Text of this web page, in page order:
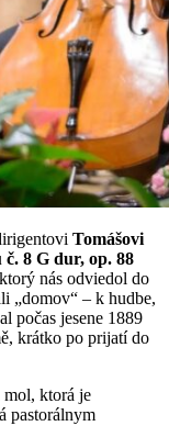
Tomášovi
8 G dur, op. 88
nás odviedol do
„domov“ – k hudbe,
počas jesene 1889
krátko po prijatí do
mol, ktorá je
pastorálnym